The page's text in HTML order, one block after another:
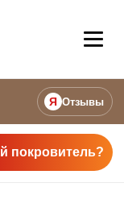
Я Отзывы
покровитель?